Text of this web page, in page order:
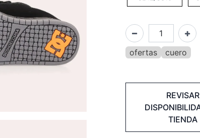
ofertas cuero
REVISAR
TIENDA